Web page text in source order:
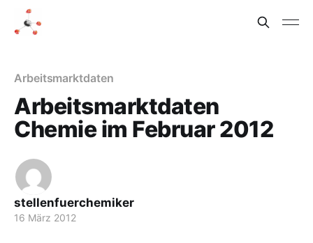
Arbeitsmarktdaten
Arbeitsmarktdaten
Chemie im Februar 2012
stellenfuerchemiker
16 März 2012